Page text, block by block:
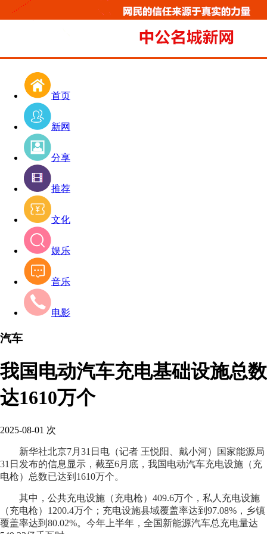
首页
新网
分享
推荐
文化
娱乐
音乐
电影
汽车
我国电动汽车充电基础设施总数
达1610万个
2025-08-01 次
新华社北京7月31日电（记者 王悦阳、戴小河）国家能源局
31日发布的信息显示，截至6月底，我国电动汽车充电设施（充
电枪）总数已达到1610万个。
其中，公共充电设施（充电枪）409.6万个，私人充电设施
（充电枪）1200.4万个；充电设施县域覆盖率达到97.08%，乡镇
覆盖率达到80.02%。今年上半年，全国新能源汽车总充电量达